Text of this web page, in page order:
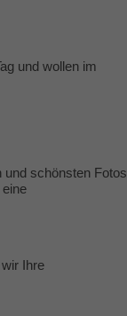
und wollen im
und schönsten Fotos
Ihre